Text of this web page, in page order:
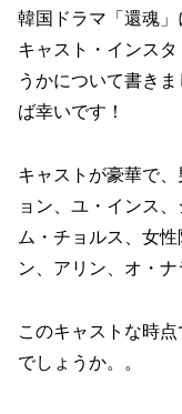
韓国ドラマ「還魂」
キャスト・インス
うかについて書き
ば幸いです！
キャストが豪華で
ョン、ユ・インス
ム・チョルス、女
ン、アリン、オ・
このキャストな時
でしょうか。。